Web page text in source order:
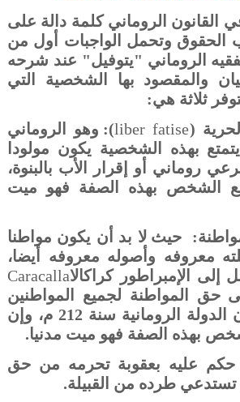
القانون الروماني كلمة دالة على
الحقوق وتحمل الواجبات أول من
الروماني "يتوفيل" عند شرحه
والمقصود بها الشخصية التي
ثلاثة هي:
(
liber fatise): وهو الروماني
بهذه الشخصية يكون مولودا
روماني أو إقرار الأب بالبنوة،
الشخص بهذه الصفة فهو ميت
حيث لا بد أن يكون مواطنا
معروفه وأصوله معروفه أيضا،
إلى الإمبراطور كراكالاCaracalla
حق المواطنة لجميع المواطنين
الذين يتبعون الدولة الرومانية سنة 212 م، وإن
بهذه الصفة فهو ميت مدنيا.
حكم عليه بعقوبة تحرمه من حق
تستدعي طرده من القبيلة.